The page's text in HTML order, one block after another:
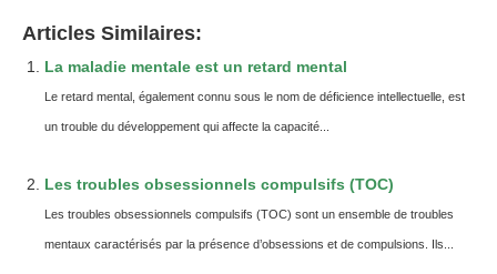
Articles Similaires:
La maladie mentale est un retard mental
Le retard mental, également connu sous le nom de déficience intellectuelle, est
un trouble du développement qui affecte la capacité...
Les troubles obsessionnels compulsifs (TOC)
Les troubles obsessionnels compulsifs (TOC) sont un ensemble de troubles
mentaux caractérisés par la présence d’obsessions et de compulsions. Ils...